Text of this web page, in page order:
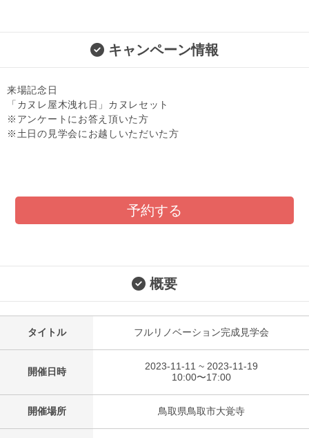
キャンペーン情報
来場記念日
「カヌレ屋木洩れ日」カヌレセット
※アンケートにお答え頂いた方
※土日の見学会にお越しいただいた方
予約する
概要
タイトル フルリノベーション完成見学会
開催日時
2023-11-11 ~ 2023-11-19
10:00〜17:00
開催場所 鳥取県鳥取市大覚寺